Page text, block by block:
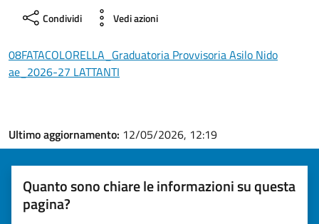
Condividi Vedi azioni
08FATACOLORELLA_Graduatoria Provvisoria Asilo Nido
ae_2026-27 LATTANTI
Ultimo aggiornamento: 12/05/2026, 12:19
Quanto sono chiare le informazioni su questa
pagina?